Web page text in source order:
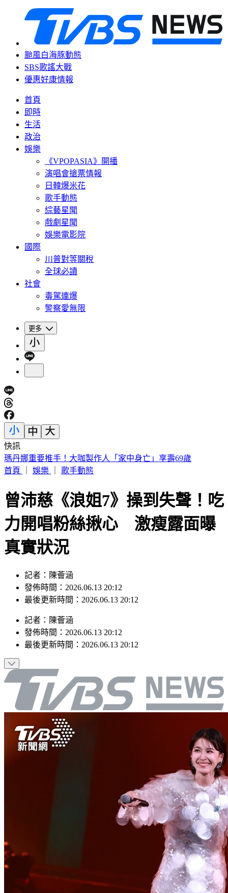
颱風白海豚動態
SBS歌謠大戰
優惠好康情報
首頁
即時
生活
政治
娛樂
《VPOPASIA》開播
演唱會搶票情報
日韓爆米花
歌手動態
綜藝星聞
戲劇星聞
娛樂電影院
國際
川普對等關稅
全球必讀
社會
毒駕連爆
警察愛無限
更多
快訊
解散27年！阿妹妹無預警合體 驚人現況曝光
首頁
娛樂 歌手動態
曾沛慈《浪姐7》操到失聲！吃
力開唱粉絲揪心 激瘦露面曝
真實狀況
記者：陳薈涵
發佈時間：2026.06.13 20:12
最後更新時間：2026.06.13 20:12
記者 ： 陳薈涵
發佈時間： 2026.06.13 20:12
最後更新時間： 2026.06.13 20:12